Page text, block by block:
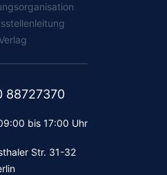
88727370
bis 17:00 Uhr
Str. 31-32